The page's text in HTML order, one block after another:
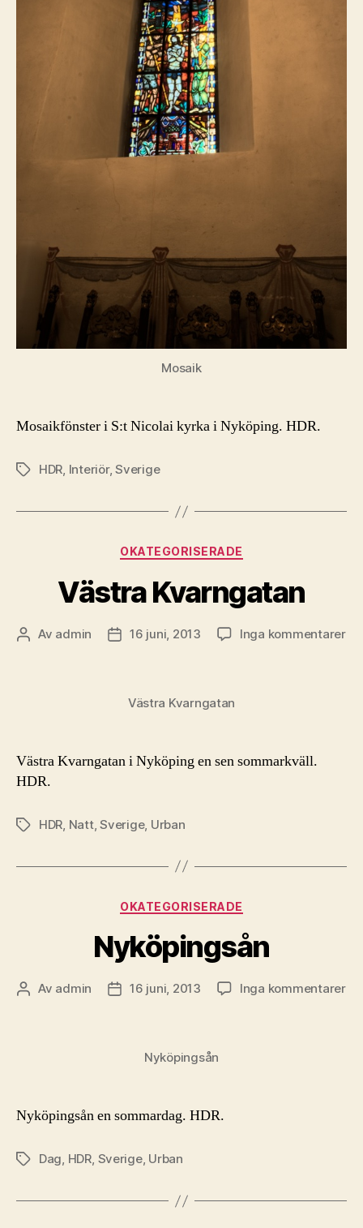
Mosaik
Mosaikfönster i S:t Nicolai kyrka i Nyköping. HDR.
Etiketter
HDR, Interiör,Sverige
Kategorier
OKATEGORISERADE
Västra Kvarngatan
Inläggsförfattare
Av admin Inläggsdatum
16 juni, 2013 Inga kommentarertill
Västra Kvarngatan
Västra Kvarngatan i Nyköping en sen sommarkväll.
HDR.
Etiketter
HDR, Natt,Sverige, Urban
Kategorier
OKATEGORISERADE
Nyköpingsån
Inläggsförfattare
Av admin Inläggsdatum
16 juni, 2013 Inga kommentarertill
Nyköpingsån
Nyköpingsån en sommardag. HDR.
Etiketter
Dag, HDR, Sverige, Urban